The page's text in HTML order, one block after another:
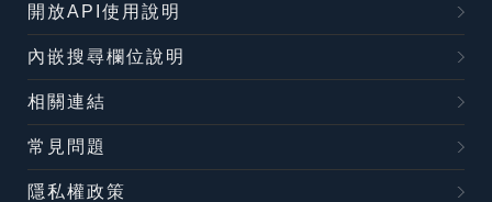
開放API使用說明
內嵌搜尋欄位說明
相關連結
常見問題
隱私權政策